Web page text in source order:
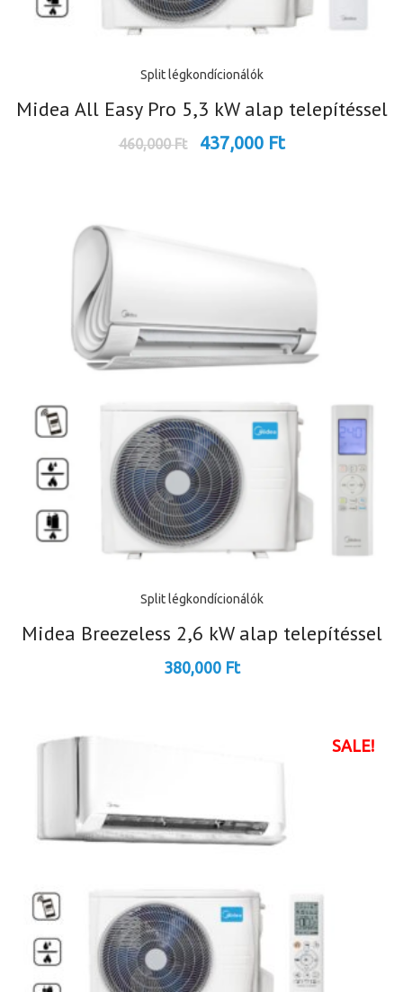
Split légkondícionálók
Midea All Easy Pro 5,3 kW alap telepítéssel
460,000Ft 437,000 Ft
Split légkondícionálók
Midea Breezeless 2,6 kW alap telepítéssel
380,000 Ft
SALE!